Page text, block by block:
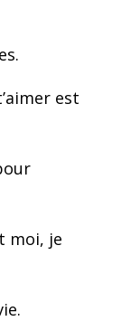
est
moi, je